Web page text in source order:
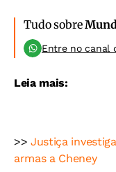
Tudo sobre
Entre no canal
Leia mais:
>>Justiça
armas a Cheney